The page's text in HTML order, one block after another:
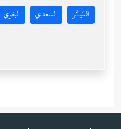
المُيسَّر السعدي البغوي